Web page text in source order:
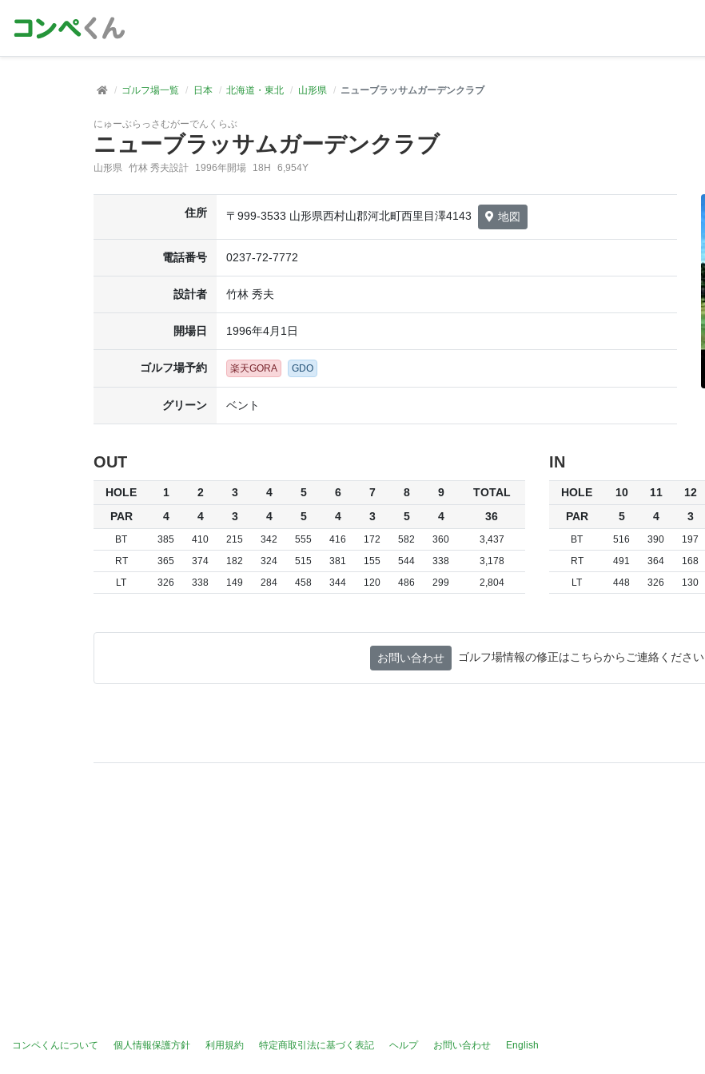
ゴルフ場一覧 日本 北海道・東北 山形県 ニューブラッサムガーデンクラブ
にゅーぶらっさむがーでんくらぶ
ニューブラッサムガーデンクラブ
山形県 竹林 秀夫設計 1996年開場 18H 6,954Y
住所 〒999-3533 山形県西村山郡河北町西里目澤4143 地図
電話番号 0237-72-7772
設計者 竹林 秀夫
開場日 1996年4月1日
ゴルフ場予約 楽天GORA GDO
グリーン ベント
OUT
HOLE 1 2 3 4 5 6 7 8 9
TOTAL
PAR
4 4 3 4 5 4 3 5 4 36
BT 385 410 215 342 555 416 172 582 360
3,437
RT
365 374 182 324 515 381 155 544 338
3,178
LT
326 338 149 284 458 344 120 486 299 2,804
IN
HOLE 10 11 12
PAR
5 4 3
BT 516 390 197
RT
491 364 168
LT
448 326 130
お問い合わせ ゴルフ場情報の修正はこちらからご連絡ください
コンペくんについて 個人情報保護方針 利用規約 特定商取引法に基づく表記 ヘルプ お問い合わせ English